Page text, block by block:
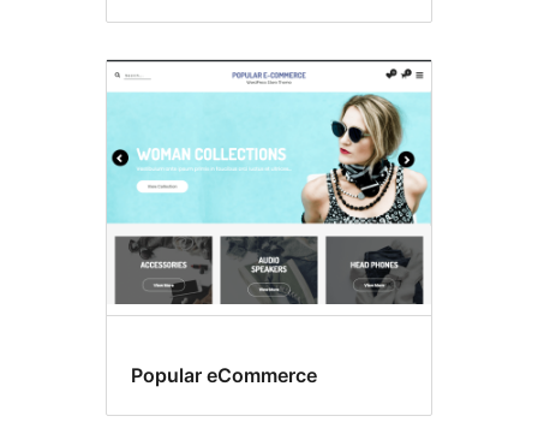
Popular eCommerce